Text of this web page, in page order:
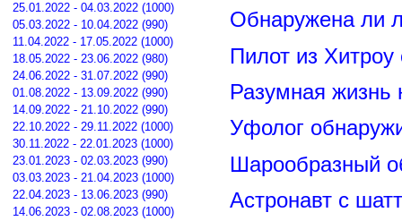
25.01.2022 - 04.03.2022 (1000)
05.03.2022 - 10.04.2022 (990)
11.04.2022 - 17.05.2022 (1000)
18.05.2022 - 23.06.2022 (980)
24.06.2022 - 31.07.2022 (990)
01.08.2022 - 13.09.2022 (990)
14.09.2022 - 21.10.2022 (990)
22.10.2022 - 29.11.2022 (1000)
30.11.2022 - 22.01.2023 (1000)
23.01.2023 - 02.03.2023 (990)
03.03.2023 - 21.04.2023 (1000)
22.04.2023 - 13.06.2023 (990)
14.06.2023 - 02.08.2023 (1000)
Обнаружена ли
Пилот из
Разумная жизнь
Уфолог
Шарообразный
Астронавт с